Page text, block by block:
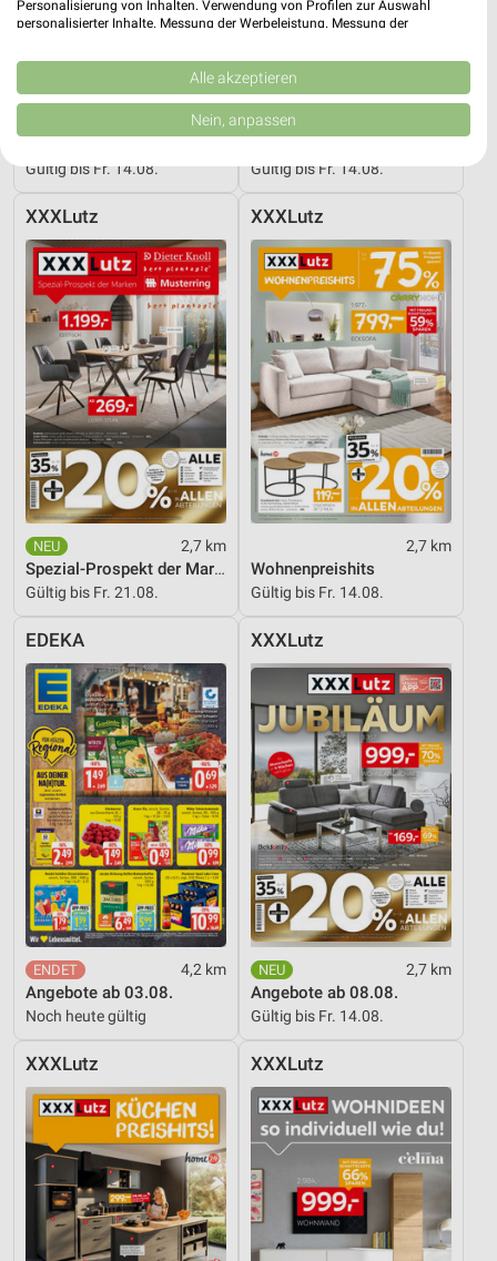
2,7 km
Gültig bis Fr. 14.08. Gültig bis Fr. 14.08.
XXXLutz
2,7 km
Spezial-Prospekt der Marken
Gültig bis Fr. 21.08.
XXXLutz
2,7 km
Wohnenpreishits
Gültig bis Fr. 14.08.
EDEKA
4,2 km
Angebote ab 03.08.
Noch heute gültig
XXXLutz
2,7 km
Angebote ab 08.08.
Gültig bis Fr. 14.08.
XXXLutz XXXLutz
Personalisierung von Inhalten. Verwendung von Profilen zur Auswahl
personalisierter Inhalte. Messung der Werbeleistung. Messung der
Kombinationen von Daten aus verschiedenen Quellen. Entwicklung und
Verbesserung der Angebote. Verwendung reduzierter Daten zur Auswahl
von Inhalten.
Daten können außerhalb der Europäischen Union weitergegeben und in die
Website/App.
IAB-Verarbeitungszwecke:
Speichern von oder Zugriff auf Informationen
auf einem Endgerät
Verwendung reduzierter Daten zur Auswahl von
Werbeanzeigen
Erstellung von Profilen für personalisierte
Werbung
Verwendung von Profilen zur Auswahl
personalisierter Werbung
Erstellung von Profilen zur Personalisierung
von Inhalten
personalisierter Inhalte
Messung der Werbeleistung
Messung der Performance von Inhalten
Analyse von Zielgruppen durch Statistiken oder
Kombinationen von Daten aus verschiedenen
Quellen
Entwicklung und Verbesserung der Angebote
Verwendung reduzierter Daten zur Auswahl von
Inhalten
IAB-Besonderheiten:
Verwendung genauer Standortdaten
Geräte anhand von aktiv angeforderten
Nicht-IAB-Verarbeitungszwecke:
Notwendig
Performance
Funktional
Werbung
Alle akzeptieren
Nein, anpassen